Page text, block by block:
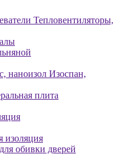
Тепловентиляторы,
Изоспан,
плита
изоляция